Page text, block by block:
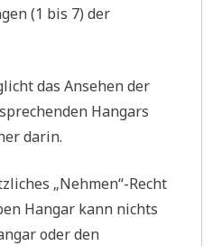
(1 bis 7) der
das Ansehen der
Hangars
darin.
„Nehmen“-Recht
Hangar kann nichts
oder den